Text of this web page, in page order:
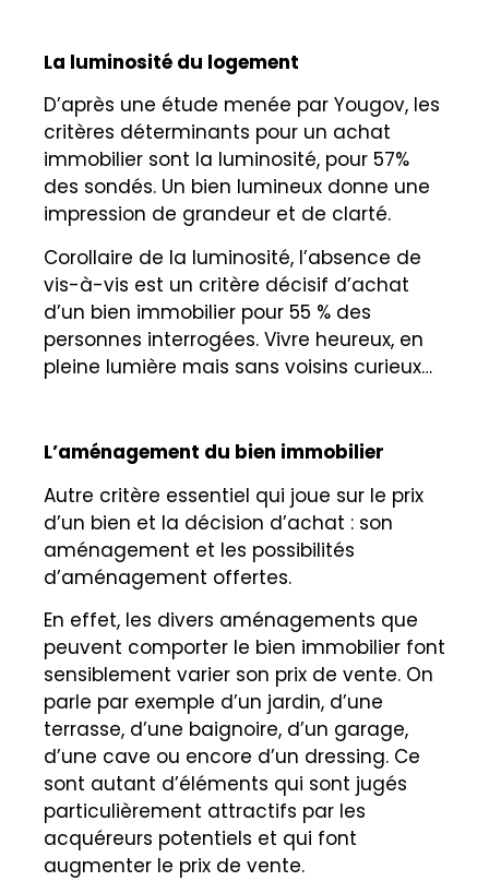
La luminosité du logement
D’après une étude menée par Yougov, les
critères déterminants pour un achat
immobilier sont la luminosité, pour 57%
des sondés. Un bien lumineux donne une
impression de grandeur et de clarté.
Corollaire de la luminosité, l’absence de
vis-à-vis est un critère décisif d’achat
d’un bien immobilier pour 55 % des
personnes interrogées. Vivre heureux, en
pleine lumière mais sans voisins curieux…
L’aménagement du bien immobilier
Autre critère essentiel qui joue sur le prix
d’un bien et la décision d’achat : son
aménagement et les possibilités
d’aménagement offertes.
En effet, les divers aménagements que
peuvent comporter le bien immobilier font
sensiblement varier son prix de vente. On
parle par exemple d’un jardin, d’une
terrasse, d’une baignoire, d’un garage,
d’une cave ou encore d’un dressing. Ce
sont autant d’éléments qui sont jugés
particulièrement attractifs par les
acquéreurs potentiels et qui font
augmenter le prix de vente.